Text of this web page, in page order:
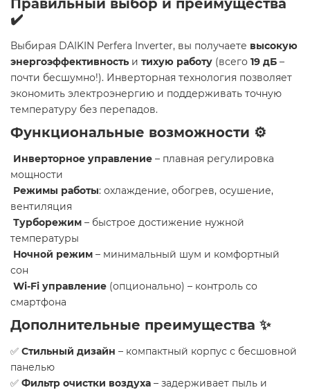
Правильный выбор и преимущества
✔️
Выбирая DAIKIN Perfera Inverter, вы получаете высокую
энергоэффективность и тихую работу (всего 19 дБ –
почти бесшумно!). Инверторная технология позволяет
экономить электроэнергию и поддерживать точную
температуру без перепадов.
Функциональные возможности ⚙️
Инверторное управление – плавная регулировка
мощности
Режимы работы: охлаждение, обогрев, осушение,
вентиляция
Турборежим – быстрое достижение нужной
температуры
Ночной режим – минимальный шум и комфортный
сон
Wi-Fi управление (опционально) – контроль со
смартфона
Дополнительные преимущества ✨
✅ Стильный дизайн – компактный корпус с бесшовной
панелью
✅ Фильтр очистки воздуха – задерживает пыль и